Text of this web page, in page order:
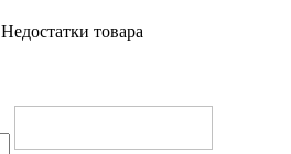
Недостатки товара